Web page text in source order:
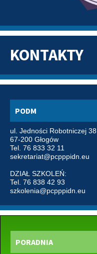
KONTAKTY
PODM
ul. Jedności Robotniczej 38
67-200 Głogów
Tel. 76 833 32 11
sekretariat@pcpppidn.eu
DZIAŁ SZKOLEŃ:
Tel. 76 838 42 93
szkolenia@pcpppidn.eu
PORADNIA